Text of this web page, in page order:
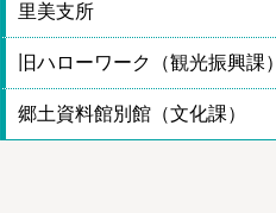
里美支所
旧ハローワーク（観光振興課）
郷土資料館別館（文化課）